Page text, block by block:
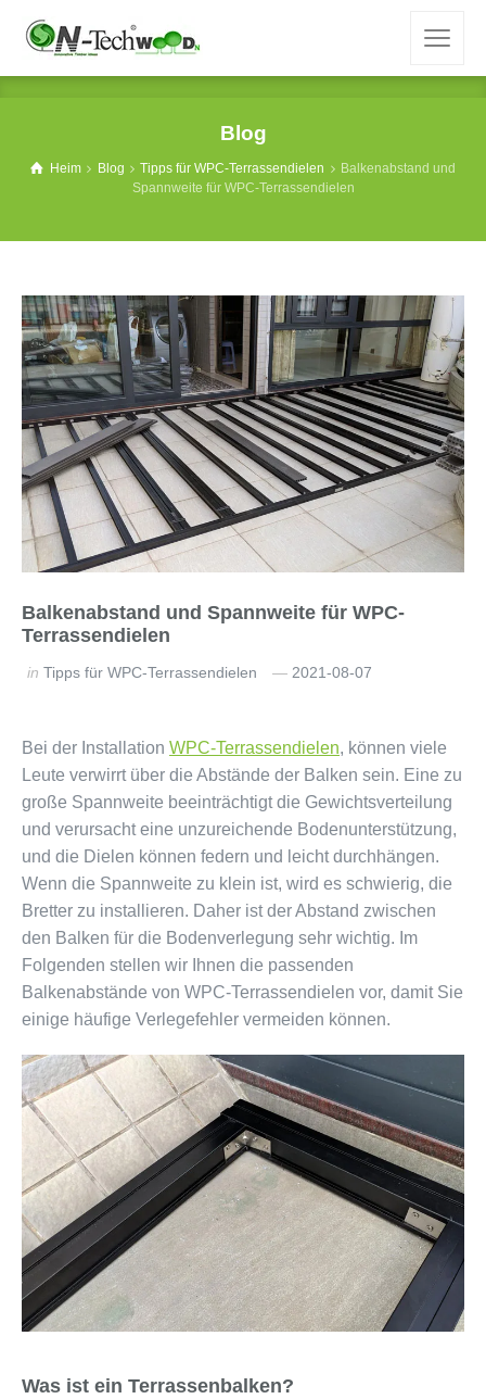
Blog
Heim Blog Tipps für WPC-Terrassendielen
Balkenabstand und
Spannweite für WPC-Terrassendielen
Balkenabstand und Spannweite für WPC-
Terrassendielen
in Tipps für WPC-Terrassendielen 2021-08-07
Bei der Installation WPC-Terrassendielen, können viele
Leute verwirrt über die Abstände der Balken sein. Eine zu
große Spannweite beeinträchtigt die Gewichtsverteilung
und verursacht eine unzureichende Bodenunterstützung,
und die Dielen können federn und leicht durchhängen.
Wenn die Spannweite zu klein ist, wird es schwierig, die
Bretter zu installieren. Daher ist der Abstand zwischen
den Balken für die Bodenverlegung sehr wichtig. Im
Folgenden stellen wir Ihnen die passenden
Balkenabstände von WPC-Terrassendielen vor, damit Sie
einige häufige Verlegefehler vermeiden können.
Was ist ein Terrassenbalken?